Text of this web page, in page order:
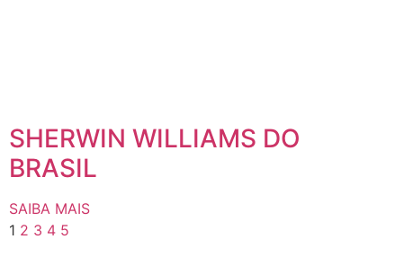
SHERWIN WILLIAMS DO
BRASIL
SAIBA MAIS
1 2 3 4 5